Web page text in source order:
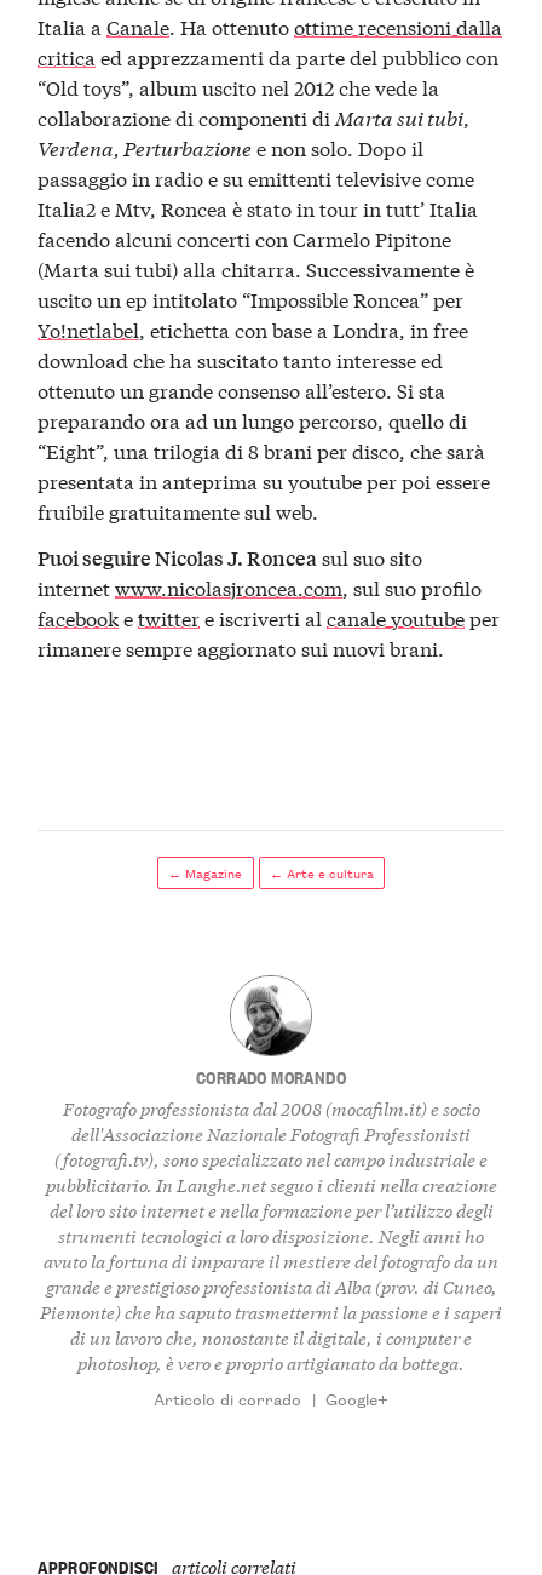
Italia aCanale. Ha ottenutoottime recensioni dalla
critica ed apprezzamenti da parte del pubblico con
“Old toys”, album uscito nel 2012 che vede la
collaborazione di componenti diMarta sui tubi,
Verdena, Perturbazionee non solo. Dopo il
passaggio in radio e su emittenti televisive come
Italia2 e Mtv, Roncea è stato in tour in tutt’ Italia
facendo alcuni concerti con Carmelo Pipitone
(Marta sui tubi) alla chitarra. Successivamente è
uscito un ep intitolato “Impossible Roncea” per
Yo!netlabel, etichetta con base a Londra, in free
download che ha suscitato tanto interesse ed
ottenuto un grande consenso all’estero. Si sta
preparando ora ad un lungo percorso, quello di
“Eight”, una trilogia di 8 brani per disco, che sarà
presentata in anteprima su youtube per poi essere
fruibile gratuitamente sul web.
Puoi seguire Nicolas J. Ronceasul suo sito
internetwww.nicolasjroncea.com, sul suo profilo
facebooketwittere iscriverti alcanale youtubeper
rimanere sempre aggiornato sui nuovi brani.
← Magazine ← Arte e cultura
CORRADO MORANDO
Fotografo professionista dal 2008 (mocafilm.it) e socio
dell'Associazione Nazionale Fotografi Professionisti
(fotografi.tv), sono specializzato nel campo industriale e
pubblicitario. In Langhe.netseguo i clienti nella creazione
del loro sito internet e nella formazione per l’utilizzo degli
strumenti tecnologici a loro disposizione. Negli anni ho
avuto la fortuna di imparare il mestiere del fotografo da un
grande e prestigioso professionista di Alba (prov. di Cuneo,
Piemonte) che ha saputo trasmettermi la passione e i saperi
di un lavoro che, nonostante il digitale, i computer e
photoshop, è vero e proprio artigianato da bottega.
Articolo di corrado | Google+
APPROFONDISCI articoli correlati